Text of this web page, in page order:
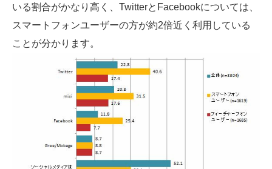
いる割合がかなり高く、TwitterとFacebookについては、
スマートフォンユーザーの方が約2倍近く利用している
ことが分かります。